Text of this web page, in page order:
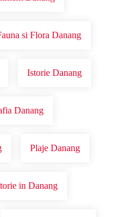
si Flora Danang
Istorie Danang
Danang
Plaje Danang
in Danang